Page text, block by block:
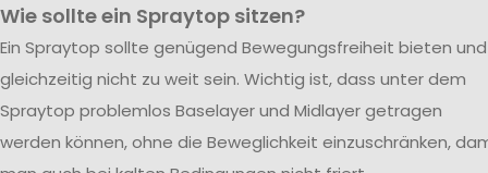
Wie sollte ein Spraytop sitzen?
Ein Spraytop sollte genügend Bewegungsfreiheit bieten und
gleichzeitig nicht zu weit sein. Wichtig ist, dass unter dem
Spraytop problemlos Baselayer und Midlayer getragen
werden können, ohne die Beweglichkeit einzuschränken,